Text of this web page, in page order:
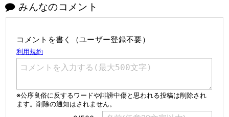
みんなのコメント
コメントを書く（ユーザー登録不要）